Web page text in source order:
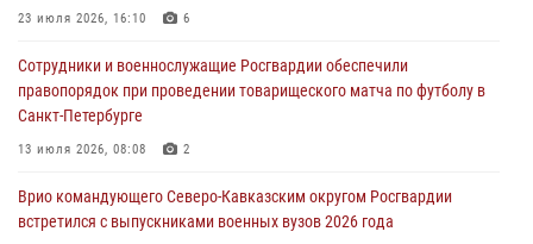
06 августа 2026, 12:00
В Курске росгвардейцы приняли участие в митинге, посвященном
второй годовщине вторжения ВСУ на территорию области
06 августа 2026, 11:56
угрожавшего подростку травматическим пистолетом
06 августа 2026, 11:33
23 июля 2026, 16:10 6
Сотрудники и военнослужащие Росгвардии обеспечили
правопорядок при проведении товарищеского матча по футболу в
Санкт-Петербурге
13 июля 2026, 08:08 2
Врио командующего Северо-Кавказским округом Росгвардии
встретился с выпускниками военных вузов 2026 года